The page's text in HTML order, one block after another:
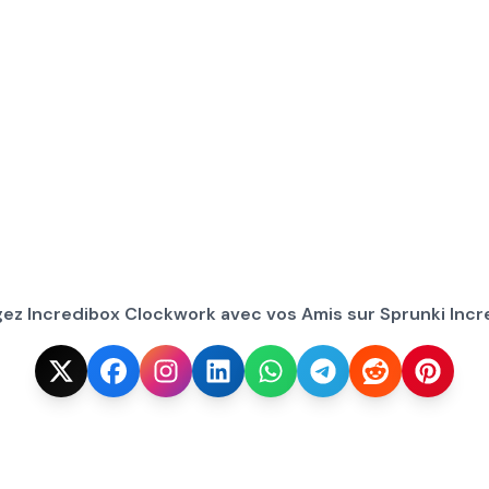
Incredibox Clockwork avec vos Amis sur Sprunki